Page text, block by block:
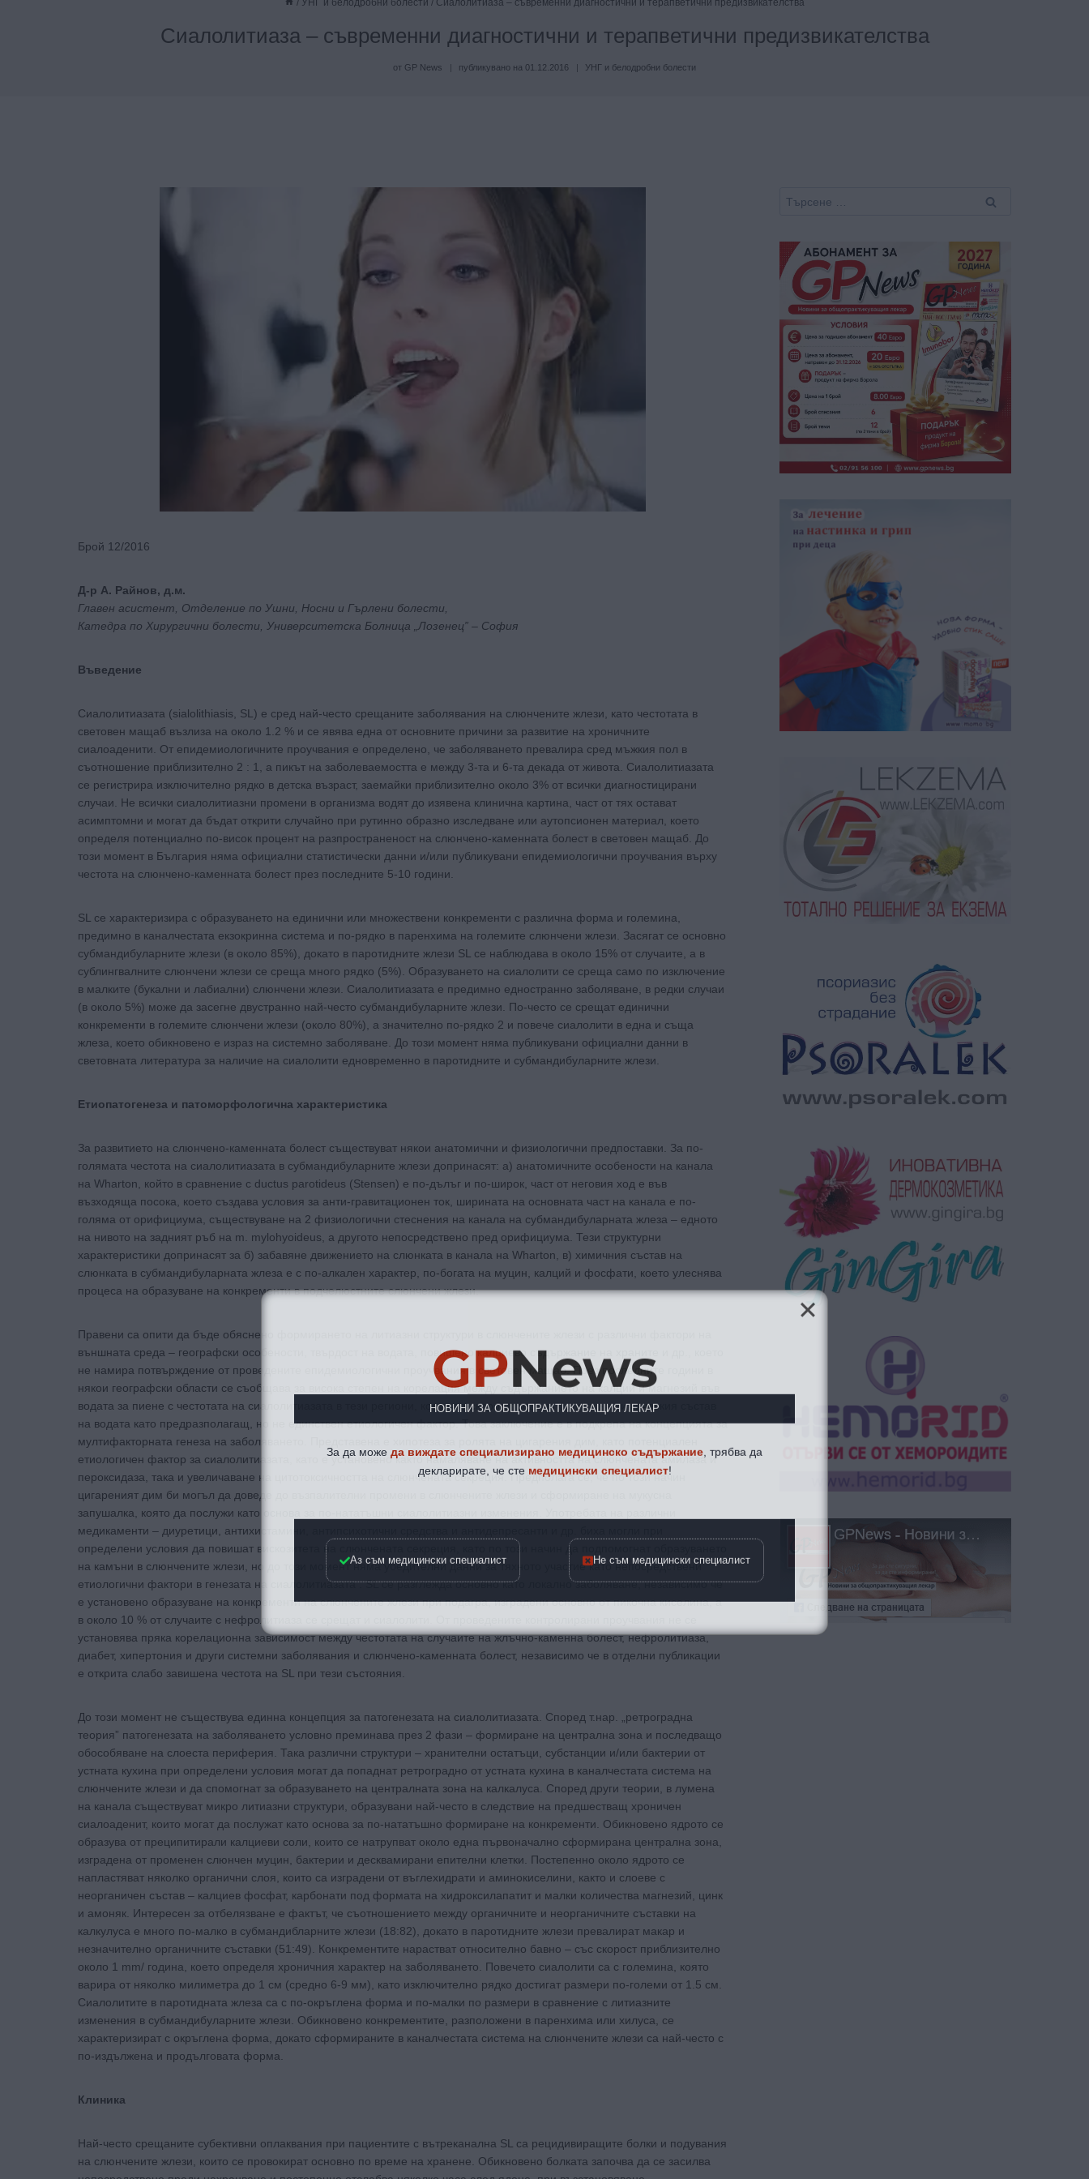
/ УНГ и белодробни болести / Сиалолитиаза – съвременни диагностични и терапветични предизвикателства
Сиалолитиаза – съвременни диагностични и терапветични предизвикателства
от GP News публикувано на 01.12.2016 УНГ и белодробни болести
Брой 12/2016
Д-р А. Райнов, д.м.
Главен асистент, Отделениe по Ушни, Носни и Гърлени болести,
Катедра по Хирургични болести, Университетска Болница „Лозенец” – София
Въведение
Сиалолитиазата (sialolithiasis, SL) е сред най-често срещаните заболявания на слюнчените жлези, като честотата в
световен мащаб възлиза на около 1.2 % и се явява една от основните причини за развитие на хроничните
сиалоаденити. От епидемиологичните проучвания е определено, че заболяването превалира сред мъжкия пол в
съотношение приблизително 2 : 1, а пикът на заболеваемостта е между 3-та и 6-та декада от живота. Сиалолитиазата
се регистрира изключително рядко в детска възраст, заемайки приблизително около 3% от всички диагностицирани
случаи. Не всички сиалолитиазни промени в организма водят до изявена клинична картина, част от тях остават
асимптомни и могат да бъдат открити случайно при рутинно образно изследване или аутопсионен материал, което
определя потенциално по-висок процент на разпространеност на слюнчено-каменната болест в световен мащаб. До
този момент в България няма официални статистически данни и/или публикувани епидемиологични проучвания върху
честота на слюнчено-каменната болест през последните 5-10 години.
SL се характеризира с образуването на единични или множествени конкременти с различна форма и големина,
предимно в каналчестата екзокринна система и по-рядко в паренхима на големите слюнчени жлези. Засягат се основно
субмандибуларните жлези (в около 85%), докато в паротидните жлези SL се наблюдава в около 15% от случаите, а в
сублингвалните слюнчени жлези се среща много рядко (5%). Образуването на сиалолити се среща само по изключение
в малките (букални и лабиални) слюнчени жлези. Сиалолитиазата е предимно едностранно заболяване, в редки случаи
(в около 5%) може да засегне двустранно най-често субмандибуларните жлези. По-често се срещат единични
конкременти в големите слюнчени жлези (около 80%), а значително по-рядко 2 и повече сиалолити в една и съща
жлеза, което обикновено е израз на системно заболяване. До този момент няма публикувани официални данни в
световната литература за наличие на сиалолити едновременно в паротидните и субмандибуларните жлези.
Етиопатогенеза и патоморфологична характеристика
За развитието на слюнчено-каменната болест съществуват някои анатомични и физиологични предпоставки. За по-
голямата честота на сиалолитиазата в субмандибуларните жлези допринасят: а) анатомичните особености на канала
на Wharton, който в сравнение с ductus parotideus (Stensen) е по-дълъг и по-широк, част от неговия ход е във
възходяща посока, което създава условия за анти-гравитационен ток, ширината на основната част на канала е по-
голяма от орифициума, съществуване на 2 физиологични стеснения на канала на субмандибуларната жлеза – едното
на нивото на задният ръб на m. mylohyoideus, а другото непосредствено пред орифициума. Тези структурни
характеристики допринасят за б) забавяне движението на слюнката в канала на Wharton, в) химичния състав на
слюнката в субмандибуларната жлеза е с по-алкален характер, по-богата на муцин, калций и фосфати, което улеснява
процеса на образуване на конкременти в подчелюстните слюнчени жлези.
Правени са опити да бъде обяснено формирането на литиазни структури в слюнчените жлези с различни фактори на
външната среда – географски особености, твърдост на водата, повишено калциево съдържание на храните и др., което
не намира потвърждение от проведените епидемиологични проучвания в световен мащаб. През последните години в
някои географски области се съобщава за висока степен на корелация между съдържанието на калций и магнезий във
водата за пиене с честотата на сиалолитиазата в тези региони, което по-скоро определя ролята на химическия състав
на водата като предразполагащ, но не единствен етиологичен фактор. Това заключение е в подкрепа на концепцията за
мултифакторната генеза на заболяването. Представена е хипотеза за ролята на цигарения дим, като потенциален
етиологичен фактор за сиалолитиазата, като е установено както намаляване на активността на слюнчената амилаза и
пероксидаза, така и увеличаване на цитотоксичността на слюнчената секреция. Предполага се, че по този начин
цигареният дим би могъл да доведе до възпалителни промени в слюнчените жлези и сформиране на мукусна
запушалка, която да послужи като основа за по-нататъшни сиалолитиазни изменения. Употребата на различни
медикаменти – диуретици, антихистамини, антипсихотични средства и антидепресанти и др. биха могли при
определени условия да повишат вискозитета на слюнчената секреция, като по този начин да подпомогнат образуването
на камъни в слюнчените жлези, но до този момент няма убедителни данни за тяхното участие като непосредствени
етиологични фактори в генезата на сиалолитиазата . SL се разглежда основно като локално заболяване, независимо че
е установено образуване на конкременти на слюнчените жлези при подагра, изградени основно от пикочна киселина, а
в около 10 % от случаите с нефролитиаза се срещат и сиалолити. От проведените контролирани проучвания не се
установява пряка корелационна зависимост между честотата на случаите на жлъчно-каменна болест, нефролитиаза,
диабет, хипертония и други системни заболявания и слюнчено-каменната болест, независимо че в отделни публикации
е открита слабо завишена честота на SL при тези състояния.
До този момент не съществува единна концепция за патогенезата на сиалолитиазата. Според т.нар. „ретроградна
теория” патогенезата на заболяването условно преминава през 2 фази – формиране на централна зона и последващо
обособяване на слоеста периферия. Така различни структури – хранителни остатъци, субстанции и/или бактерии от
устната кухина при определени условия могат да попаднат ретроградно от устната кухина в каналчестата система на
слюнчените жлези и да спомогнат за образуването на централната зона на калкалуса. Според други теории, в лумена
на канала съществуват микро литиазни структури, образувани най-често в следствие на предшестващ хроничен
сиалоаденит, които могат да послужат като основа за по-нататъшно формиране на конкременти. Обикновено ядрото се
образува от преципитирали калциеви соли, които се натрупват около една първоначално сформирана централна зона,
изградена от променен слюнчен муцин, бактерии и десквамирани епителни клетки. Постепенно около ядрото се
напластяват няколко органични слоя, които са изградени от въглехидрати и аминокиселини, както и слоеве с
неорганичен състав – калциев фосфат, карбонати под формата на хидроксилапатит и малки количества магнезий, цинк
и амоняк. Интересен за отбелязване е фактът, че съотношението между органичните и неорганичните съставки на
калкулуса е много по-малко в субмандибларните жлези (18:82), докато в паротидните жлези превалират макар и
незначително органичните съставки (51:49). Конкрементите нарастват относително бавно – със скорост приблизително
около 1 mm/ година, което определя хроничния характер на заболяването. Повечето сиалолити са с големина, която
варира от няколко милиметра до 1 см (средно 6-9 мм), като изключително рядко достигат размери по-големи от 1.5 см.
Сиалолитите в паротидната жлеза са с по-окръглена форма и по-малки по размери в сравнение с литиазните
изменения в субмандибуларните жлези. Обикновено конкрементите, разположени в паренхима или хилуса, се
характеризират с окръглена форма, докато сформираните в каналчестата система на слюнчените жлези са най-често с
по-издължена и продълговата форма.
Клиника
Най-често срещаните субективни оплаквания при пациентите с вътреканална SL са рецидивиращите болки и подувания
на слюнчените жлези, които се провокират основно по време на хранене. Обикновено болката започва да се засилва
Търсене
GPNews
декларирате, че сте медицински специалист